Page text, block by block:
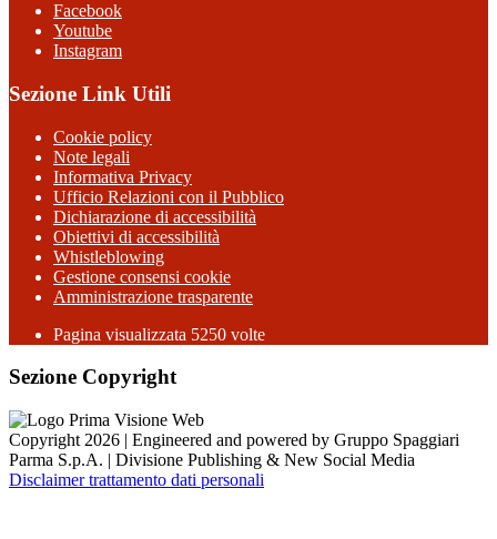
Facebook
Youtube
Instagram
Sezione Link Utili
Cookie policy
Note legali
Informativa Privacy
Ufficio Relazioni con il Pubblico
Dichiarazione di accessibilità
Obiettivi di accessibilità
Whistleblowing
Gestione consensi cookie
Amministrazione trasparente
Pagina visualizzata 5250 volte
Sezione Copyright
Copyright 2026 | Engineered and powered by Gruppo Spaggiari
Parma S.p.A. | Divisione Publishing & New Social Media
Disclaimer trattamento dati personali